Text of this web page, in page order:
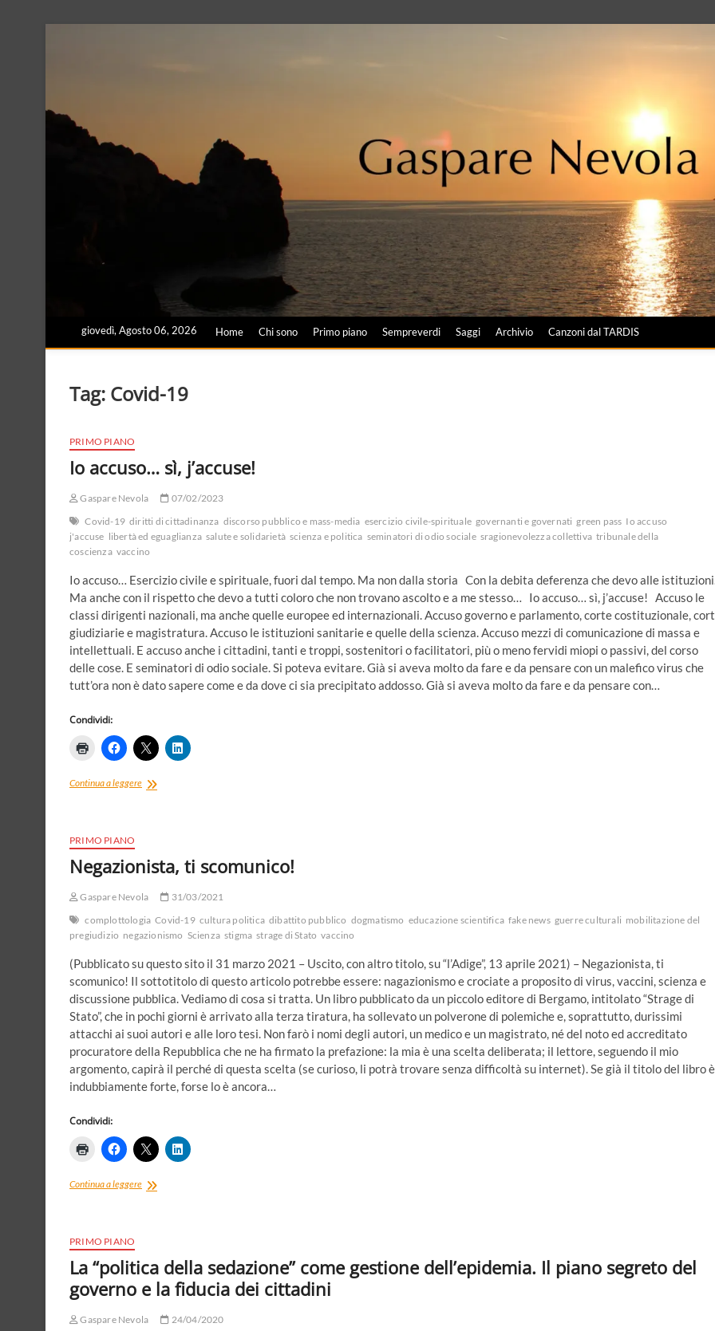
giovedì, Agosto 06, 2026 Home Chi sono Primo piano Sempreverdi Saggi Archivio Canzoni dal TARDIS
Tag: Covid-19
PRIMO PIANO
Io accuso… sì, j’accuse!
Gaspare Nevola
07/02/2023
Covid-19 diritti di cittadinanza discorso pubblico e mass-media esercizio civile-spirituale governanti e governati green pass Io accuso
j'accuse libertà ed eguaglianza salute e solidarietà scienza e politica seminatori di odio sociale sragionevolezza collettiva tribunale della
coscienza vaccino
Io accuso… Esercizio civile e spirituale, fuori dal tempo. Ma non dalla storia Con la debita deferenza che devo alle
Ma anche con il rispetto che devo a tutti coloro che non trovano ascolto e a me stesso… Io accuso… sì, j’accuse! Accuso le
classi dirigenti nazionali, ma anche quelle europee ed internazionali. Accuso governo e parlamento, corte costituzionale,
giudiziarie e magistratura. Accuso le istituzioni sanitarie e quelle della scienza. Accuso mezzi di comunicazione di massa e
intellettuali. E accuso anche i cittadini, tanti e troppi, sostenitori o facilitatori, più o meno fervidi miopi o passivi, del corso
delle cose. E seminatori di odio sociale. Si poteva evitare. Già si aveva molto da fare e da pensare con un malefico virus che
tutt’ora non è dato sapere come e da dove ci sia precipitato addosso. Già si aveva molto da fare e da pensare con…
Condividi:
Continua a leggereIo
PRIMO PIANO
Negazionista, ti scomunico!
Gaspare Nevola
31/03/2021
complottologia Covid-19 cultura politica dibattito pubblico dogmatismo educazione scientifica fake news guerre culturali mobilitazione del
pregiudizio negazionismo Scienza stigma strage di Stato vaccino
(Pubblicato su questo sito il 31 marzo 2021 – Uscito, con altro titolo, su “l’Adige”, 13 aprile 2021) – Negazionista, ti
scomunico! Il sottotitolo di questo articolo potrebbe essere: nagazionismo e crociate a proposito di virus, vaccini, scienza e
discussione pubblica. Vediamo di cosa si tratta. Un libro pubblicato da un piccolo editore di Bergamo, intitolato “Strage di
Stato”, che in pochi giorni è arrivato alla terza tiratura, ha sollevato un polverone di polemiche e, soprattutto, durissimi
attacchi ai suoi autori e alle loro tesi. Non farò i nomi degli autori, un medico e un magistrato, né del noto ed accreditato
procuratore della Repubblica che ne ha firmato la prefazione: la mia è una scelta deliberata; il lettore, seguendo il mio
argomento, capirà il perché di questa scelta (se curioso, li potrà trovare senza difficoltà su internet). Se già il titolo del libro è
indubbiamente forte, forse lo è ancora…
Condividi:
Continua a leggereNegazionista,
PRIMO PIANO
La “politica della sedazione” come gestione dell’epidemia. Il piano segreto del
governo e la fiducia dei cittadini
Gaspare Nevola
24/04/2020